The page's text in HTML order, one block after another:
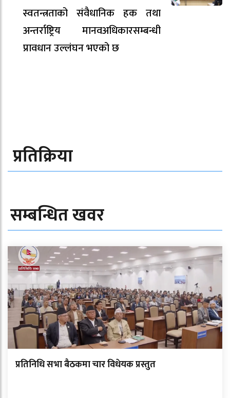
स्वतन्त्रताको संवैधानिक हक तथा
अन्तर्राष्ट्रिय मानवअधिकारसम्बन्धी
प्रावधान उल्लंघन भएको छ
प्रतिक्रिया
सम्बन्धित खवर
प्रतिनिधि सभा बैठकमा चार विधेयक प्रस्तुत